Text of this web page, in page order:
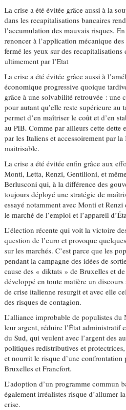
La crise a été évitée grâce aussi à la
dans les recapitalisations bancaires
l’accumulation des mauvais risques.
renoncer à l’application mécanique
fermé les yeux sur des
ultimement par l’Etat
La crise a été évitée grâce aussi à
économique progressive quoique
grâce à une solvabilité retrouvée : une
pour autant qu’elle reste supérieure au
permet d’en maîtriser le coût et d’en
au PIB. Comme par ailleurs cette dette
par les Italiens et accessoirement par
maitrisable.
La crise a été évitée enfin grâce aux
Monti, Letta, Renzi, Gentilioni, et
Berlusconi qui, à la différence des
toujours déployé une stratégie de
essayé notamment avec Monti et
le marché de l’emploi et l’appareil
L’élection récente qui voit la victoire
question de l’euro et provoque
sur les marchés. C’est parce que les
pendant la campagne des idées de
cause des « diktats » de Bruxelles et
développé en toute matière un
de crise italienne resurgit et avec elle
des risques de contagion.
L’alliance improbable de populistes
leur argent, réduire l’État administratif
du Sud, qui veulent avec l’argent des
politiques redistributives et
et nourrit le risque d’une confrontation
Bruxelles et Francfort.
L’adoption d’un programme commun
également irréalistes risque d’allumer
crise.